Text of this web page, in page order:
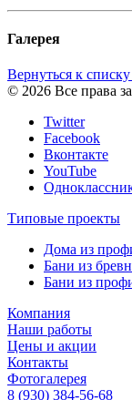
Галерея
Вернуться к
© 2026 Все права
Twitter
Facebook
Вконтакте
YouTube
Типовые проекты
Дома из
Бани из
Бани из
Компания
Наши работы
Цены и акции
Контакты
Фотогалерея
8 (930) 384-56-68